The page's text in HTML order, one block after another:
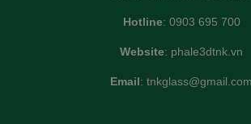
Hotline: 0903 695 700
Website: phale3dtnk.vn
Email: tnkglass@gmail.com